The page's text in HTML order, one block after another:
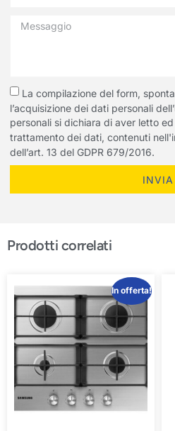
La compilazione del form,
l’acquisizione dei dati personali
personali si dichiara di aver letto
trattamento dei dati, contenuti
dell’art. 13 del GDPR 679/2016.
INVIA
Prodotti correlati
In offerta!